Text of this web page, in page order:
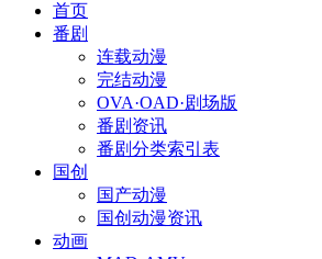
首页
番剧
连载动漫
完结动漫
OVA·OAD·剧场版
番剧资讯
番剧分类索引表
国创
国产动漫
国创动漫资讯
动画